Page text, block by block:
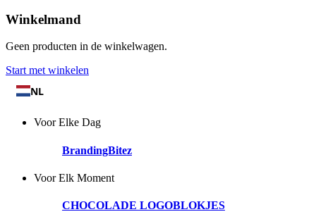
Winkelmand
Geen producten in de winkelwagen.
Start met winkelen
NL
Voor Elke Dag
BrandingBitez
Voor Elk Moment
CHOCOLADE LOGOBLOKJES